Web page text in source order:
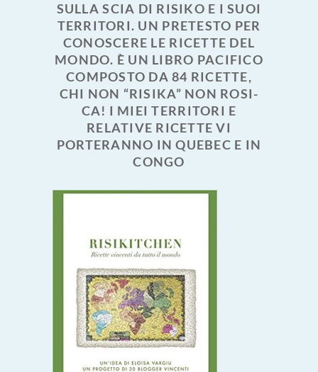
SULLA SCIA DI RISIKO E I SUOI
TERRITORI. UN PRETESTO PER
CONOSCERE LE RICETTE DEL
MONDO. È UN LIBRO PACIFICO
COMPOSTO DA 84 RICETTE,
CHI NON “RISIKA” NON ROSI-
CA! I MIEI TERRITORI E
RELATIVE RICETTE VI
PORTERANNO IN QUEBEC E IN
CONGO